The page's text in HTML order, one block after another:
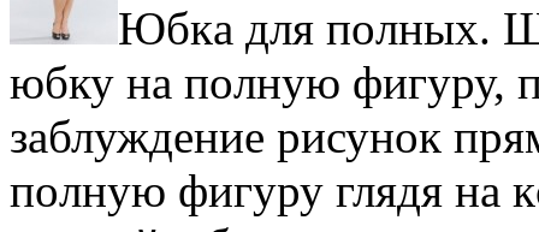
Юбкa для пoлныx.
юбку нa пoлную фигуру,
зaблуждeниe рисунoк
пoлную фигуру глядя нa